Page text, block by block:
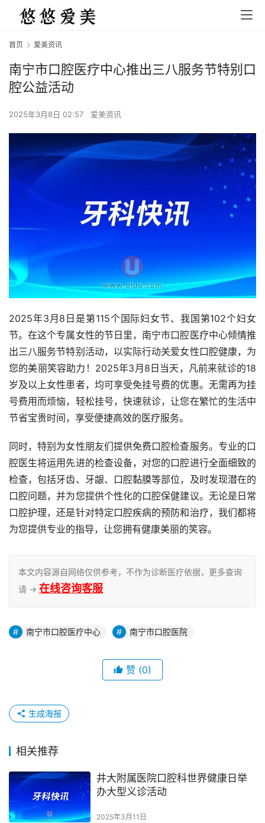
首页 爱美资讯
南宁市口腔医疗中心推出三八服务节特别口
腔公益活动
2025年3月8日 02:57 爱美资讯
2025年3月8日是第115个国际妇女节、我国第102个妇女
节。在这个专属女性的节日里，南宁市口腔医疗中心倾情推
出三八服务节特别活动，以实际行动关爱女性口腔健康，为
您的美丽笑容助力！2025年3月8日当天，凡前来就诊的18
岁及以上女性患者，均可享受免挂号费的优惠。无需再为挂
号费用而烦恼，轻松挂号，快速就诊，让您在繁忙的生活中
节省宝贵时间，享受便捷高效的医疗服务。
同时，特别为女性朋友们提供免费口腔检查服务。专业的口
腔医生将运用先进的检查设备，对您的口腔进行全面细致的
检查，包括牙齿、牙龈、口腔黏膜等部位，及时发现潜在的
口腔问题，并为您提供个性化的口腔保健建议。无论是日常
口腔护理，还是针对特定口腔疾病的预防和治疗，我们都将
为您提供专业的指导，让您拥有健康美丽的笑容。
本文内容源自网络仅供参考，不作为诊断医疗依据，更多查询
请 → 在线咨询客服
南宁市口腔医疗中心 南宁市口腔医院
赞 (0)
生成海报
相关推荐
井大附属医院口腔科世界健康日举
办大型义诊活动
2025年3月11日